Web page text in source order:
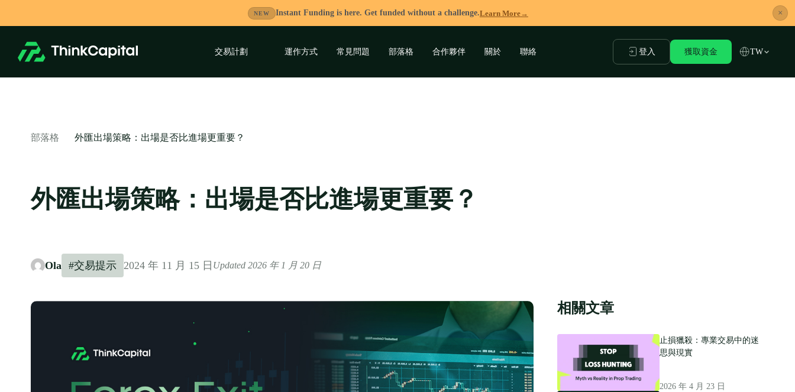
NEW Instant Funding is here. Get funded without a challenge.Learn More→ ×
交易計劃 運作方式 常見問題 部落格 合作夥伴 關於 聯絡 登入 獲取資金 TW
部落格 外匯出場策略：出場是否比進場更重要？
外匯出場策略：出場是否比進場更重要？
Ola #交易提示 2024 年 11 月 15 日 Updated 2026 年 1 月 20 日
相關文章
止損獵殺：專業交易中的迷
思與現實
2026 年 4 月 23 日